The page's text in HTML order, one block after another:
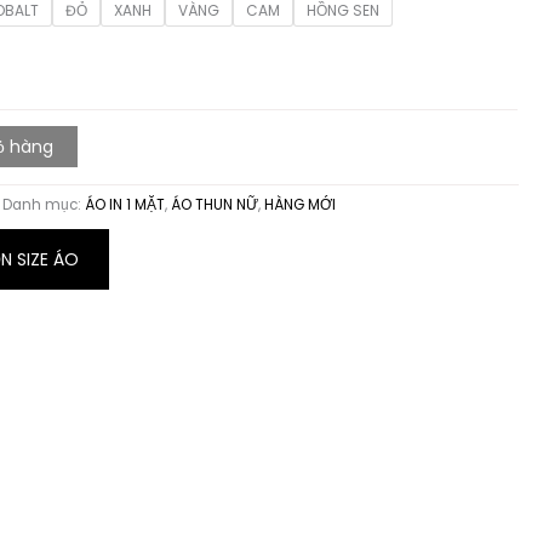
ĐỎ XANH VÀNG CAM HỒNG SEN
hàng
Danh mục: ÁO IN 1 MẶT, ÁO THUN NỮ,HÀNG MỚI
SIZE ÁO